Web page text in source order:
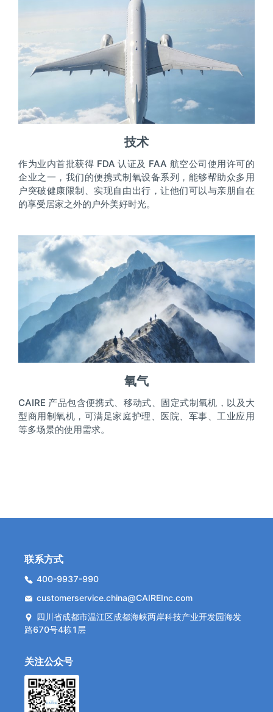
技术
作为业内首批获得 FDA 认证及 FAA 航空公司使用许可的
企业之一，我们的便携式制氧设备系列，能够帮助众多用
户突破健康限制、实现自由出行，让他们可以与亲朋自在
的享受居家之外的户外美好时光。
氧气
CAIRE 产品包含便携式、移动式、固定式制氧机，以及大
型商用制氧机，可满足家庭护理、医院、军事、工业应用
等多场景的使用需求。
联系方式
400-9937-990
customerservice.china@CAIREInc.com
四川省成都市温江区成都海峡两岸科技产业开发园海发
路670号4栋1层
关注公众号